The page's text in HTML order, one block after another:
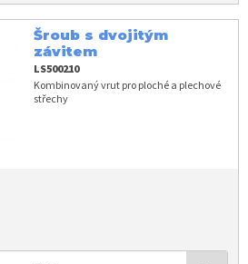
Šroub s dvojitým
závitem
LS500210
Kombinovaný vrut pro ploché a plechové
střechy